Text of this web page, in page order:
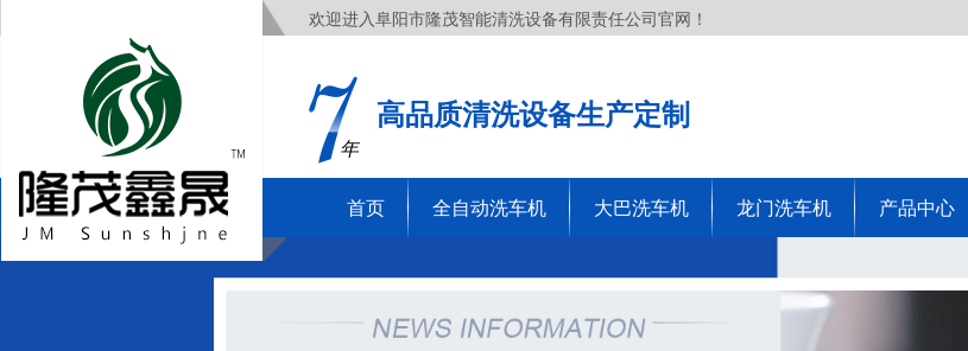
欢迎进入阜阳市隆茂智能清洗设备有限责任公司官网！
年
高品质清洗设备生产定制
首页 全自动洗车机 大巴洗车机 龙门洗车机 产品中心